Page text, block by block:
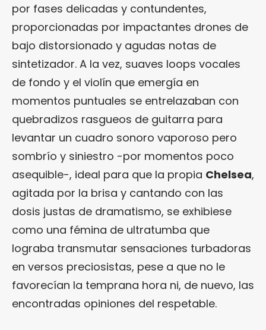
por fases delicadas y contundentes,
proporcionadas por impactantes drones de
bajo distorsionado y agudas notas de
sintetizador. A la vez, suaves loops vocales
de fondo y el violín que emergía en
momentos puntuales se entrelazaban con
quebradizos rasgueos de guitarra para
levantar un cuadro sonoro vaporoso pero
sombrío y siniestro -por momentos poco
asequible-, ideal para que la propia Chelsea,
agitada por la brisa y cantando con las
dosis justas de dramatismo, se exhibiese
como una fémina de ultratumba que
lograba transmutar sensaciones turbadoras
en versos preciosistas, pese a que no le
favorecían la temprana hora ni, de nuevo, las
encontradas opiniones del respetable.